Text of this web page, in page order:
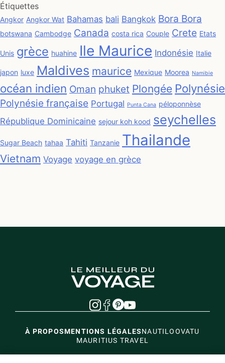
Étiquettes
Angkor Angkor Wat Bahamas bali Bangkok Bora Bora
botswana Cambodge Canada costa rica Couple Crete Etats
Unis grèce huahine Ile Maurice Indonésie Italie
japon luxe Maldives maurice Mexique Moorea Namibie
océan indien Oman phuket Plongée Polynésie
Polynésie française Portugal Punta Cana péloponnèse
République Dominicaine sejour koh kood seychelles
Sugar Beach tahaa Tahiti Tanzanie Thailande
Vietnam Voyage voyage en grèce
À PROPOSMENTIONS LÉGALESNAUTILOOVATU
MAURITIUS TRAVEL